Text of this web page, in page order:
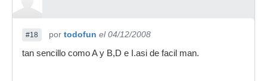
#18 por todofun el 04/12/2008
tan sencillo como A y B,D e I.asi de facil man.